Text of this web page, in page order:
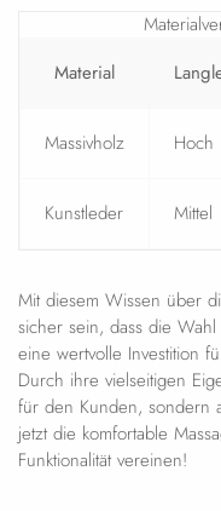
Material
Massivholz Hoch
Kunstleder Mittel
Mit diesem Wissen über
sicher sein, dass die
eine wertvolle Investition
Durch ihre vielseitigen
für den Kunden, sondern
jetzt die komfortable
Funktionalität vereinen!